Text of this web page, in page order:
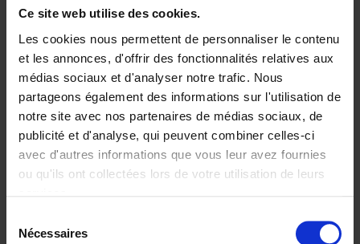
Ce site web utilise des cookies.
Les cookies nous permettent de personnaliser le contenu
et les annonces, d'offrir des fonctionnalités relatives aux
médias sociaux et d'analyser notre trafic. Nous
partageons également des informations sur l'utilisation de
notre site avec nos partenaires de médias sociaux, de
publicité et d'analyse, qui peuvent combiner celles-ci
avec d'autres informations que vous leur avez fournies
ou qu'ils ont collectées lors de votre utilisation de leurs
Nécessaires
Building Bonds = Building
Business
Jochen Roef Jozefien De Feyter
Carolien Boom
Couverture souple
2025 200
€29,99